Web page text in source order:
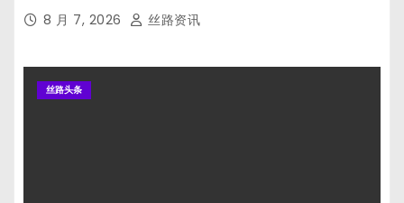
8 月 7, 2026 丝路资讯
丝路头条